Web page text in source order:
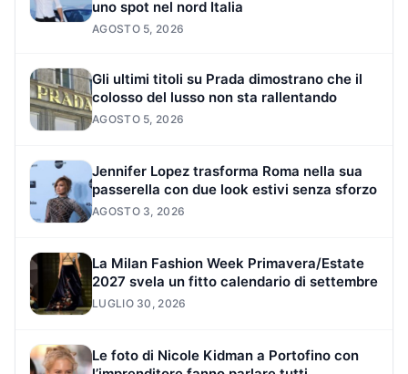
uno spot nel nord Italia
AGOSTO 5, 2026
Gli ultimi titoli su Prada dimostrano che il
colosso del lusso non sta rallentando
AGOSTO 5, 2026
Jennifer Lopez trasforma Roma nella sua
passerella con due look estivi senza sforzo
AGOSTO 3, 2026
La Milan Fashion Week Primavera/Estate
2027 svela un fitto calendario di settembre
LUGLIO 30, 2026
Le foto di Nicole Kidman a Portofino con